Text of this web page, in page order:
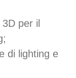
per il
di lighting e